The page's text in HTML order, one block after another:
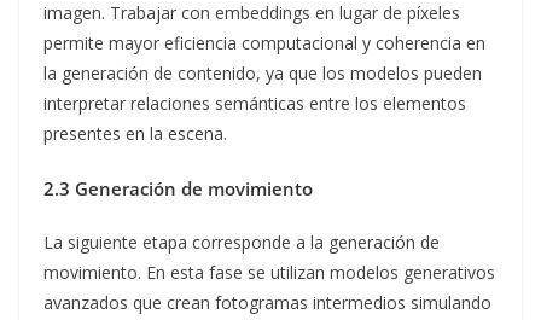
imagen. Trabajar con embeddings en lugar de píxeles
permite mayor eficiencia computacional y coherencia en
la generación de contenido, ya que los modelos pueden
interpretar relaciones semánticas entre los elementos
presentes en la escena.
2.3 Generación de movimiento
La siguiente etapa corresponde a la generación de
movimiento. En esta fase se utilizan modelos generativos
avanzados que crean fotogramas intermedios simulando